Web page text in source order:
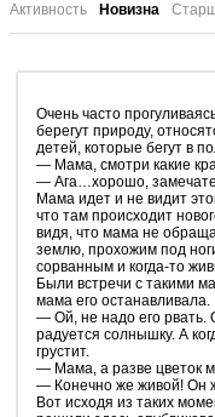
Активность Новизна
Очень часто
берегут природу,
детей, которые бегут в
— Мама, смотри какие
— Ага…хорошо,
Мама идет и не видит
что там происходит
видя, что мама не
землю, прохожим под
сорванным и когда-то
Были встречи с такими
мама его останавливала.
— Ой, не надо его рвать.
радуется солнышку. А
грустит.
— Мама, а разве цветок
— Конечно же живой! Он
Вот исходя из таких